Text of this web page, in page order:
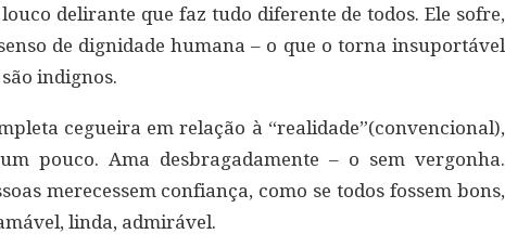
delirante que faz tudo diferente de todos. Ele sofre,
de dignidade humana – o que o torna insuportável
indignos.
cegueira em relação à “realidade”(convencional),
pouco. Ama desbragadamente – o sem vergonha.
merecessem confiança, como se todos fossem bons,
linda, admirável.